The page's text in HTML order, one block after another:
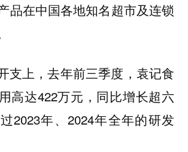
品在中国各地知名超市及连锁
支上，去年前三季度，袁记食
高达422万元，同比增长超六
2023年、2024年全年的研发